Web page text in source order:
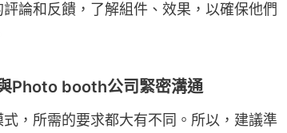
論和反饋，了解組件、效果，以確保他們
Photo booth公司緊密溝通
，所需的要求都大有不同。所以，建議準